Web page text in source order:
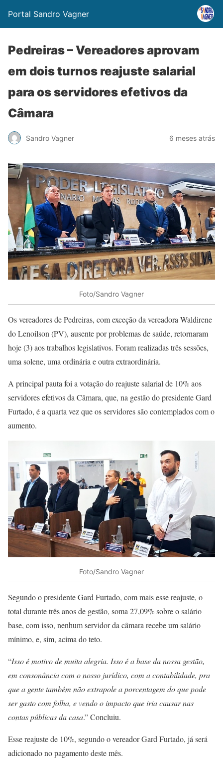
Portal Sandro Vagner
Pedreiras – Vereadores aprovam
em dois turnos reajuste salarial
para os servidores efetivos da
Câmara
Sandro Vagner 6 meses atrás
Foto/Sandro Vagner
Os vereadores de Pedreiras, com exceção da vereadora Waldirene
do Lenoilson (PV), ausente por problemas de saúde, retornaram
hoje (3) aos trabalhos legislativos. Foram realizadas três sessões,
uma solene, uma ordinária e outra extraordinária.
A principal pauta foi a votação do reajuste salarial de 10% aos
servidores efetivos da Câmara, que, na gestão do presidente Gard
Furtado, é a quarta vez que os servidores são contemplados com o
aumento.
Foto/Sandro Vagner
Segundo o presidente Gard Furtado, com mais esse reajuste, o
total durante três anos de gestão, soma 27,09% sobre o salário
base, com isso, nenhum servidor da câmara recebe um salário
mínimo, e, sim, acima do teto.
“Isso é motivo de muita alegria. Isso é a base da nossa gestão,
em consonância com o nosso jurídico, com a contabilidade, pra
que a gente também não extrapole a porcentagem do que pode
ser gasto com folha, e vendo o impacto que iria causar nas
contas públicas da casa.” Concluiu.
Esse reajuste de 10%, segundo o vereador Gard Furtado, já será
adicionado no pagamento deste mês.